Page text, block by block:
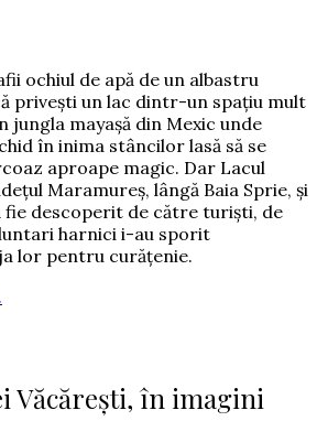
ochiul de apă de un albastru
privești un lac dintr-un spațiu mult
jungla mayașă din Mexic unde
în inima stâncilor lasă să se
aproape magic. Dar Lacul
Maramureș, lângă Baia Sprie, și
fie descoperit de către turiști, de
harnici i-au sporit
lor pentru curățenie.
Văcărești, în imagini